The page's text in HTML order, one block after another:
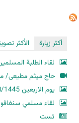
أكثر زيارة
الأكثر
لقاء الطلبة
حاج میثم مطیعی/
یوم الاربعین 1445/التصویر فضل الله بیجنی
لقاء مسلمي
تست